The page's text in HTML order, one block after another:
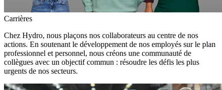
Carrières
Chez Hydro, nous plaçons nos collaborateurs au centre de nos
actions. En soutenant le développement de nos employés sur le plan
professionnel et personnel, nous créons une communauté de
collègues avec un objectif commun : résoudre les défis les plus
urgents de nos secteurs.